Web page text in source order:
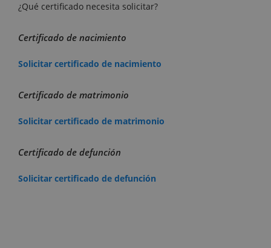
¿Qué certificado necesita solicitar?
Certificado de nacimiento
Solicitar certificado de nacimiento
Certificado de matrimonio
Solicitar certificado de matrimonio
Certificado de defunción
Solicitar certificado de defunción